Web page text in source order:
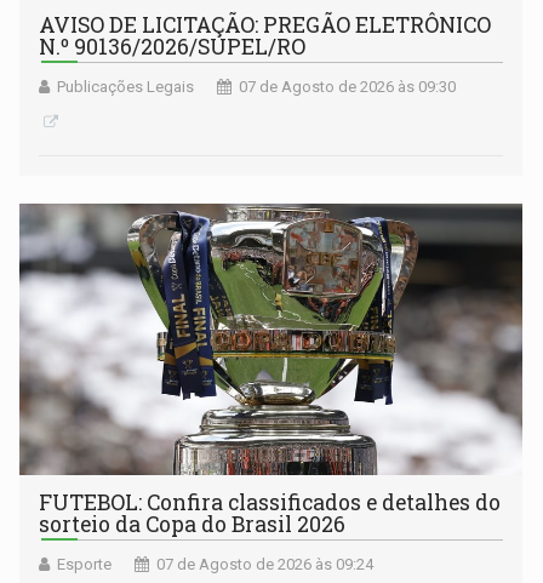
AVISO DE LICITAÇÃO: PREGÃO ELETRÔNICO
N.º 90136/2026/SUPEL/RO
Publicações Legais 07 de Agosto de 2026 às 09:30
FUTEBOL: Confira classificados e detalhes do
sorteio da Copa do Brasil 2026
Esporte 07 de Agosto de 2026 às 09:24